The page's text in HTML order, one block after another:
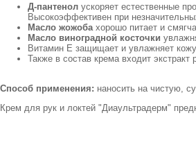
Д-пантенол ускоряет естественные
Высокоэффективен при
Масло жожоба хорошо питает и
Масло виноградной косточки
Витамин Е защищает и увлажняет
Также в состав крема входит
Способ применения: наносить на чистую,
Крем для рук и локтей "Диаультрадерм"